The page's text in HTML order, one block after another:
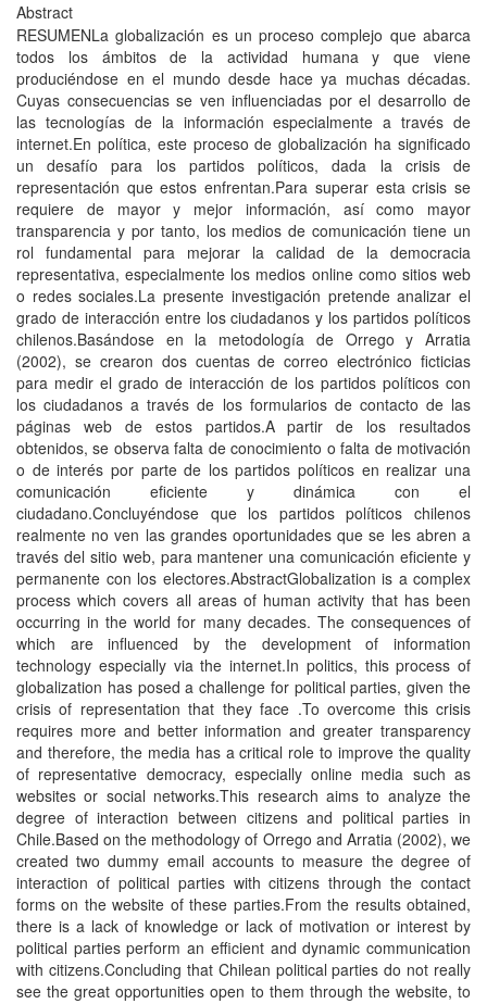
Abstract
RESUMENLa globalización es un proceso complejo que abarca
todos los ámbitos de la actividad humana y que viene
produciéndose en el mundo desde hace ya muchas décadas.
Cuyas consecuencias se ven influenciadas por el desarrollo de
las tecnologías de la información especialmente a través de
internet.En política, este proceso de globalización ha significado
un desafío para los partidos políticos, dada la crisis de
representación que estos enfrentan.Para superar esta crisis se
requiere de mayor y mejor información, así como mayor
transparencia y por tanto, los medios de comunicación tiene un
rol fundamental para mejorar la calidad de la democracia
representativa, especialmente los medios online como sitios web
o redes sociales.La presente investigación pretende analizar el
grado de interacción entre los ciudadanos y los partidos políticos
chilenos.Basándose en la metodología de Orrego y Arratia
(2002), se crearon dos cuentas de correo electrónico ficticias
para medir el grado de interacción de los partidos políticos con
los ciudadanos a través de los formularios de contacto de las
páginas web de estos partidos.A partir de los resultados
obtenidos, se observa falta de conocimiento o falta de motivación
o de interés por parte de los partidos políticos en realizar una
comunicación eficiente y dinámica con el
ciudadano.Concluyéndose que los partidos políticos chilenos
realmente no ven las grandes oportunidades que se les abren a
través del sitio web, para mantener una comunicación eficiente y
permanente con los electores.AbstractGlobalization is a complex
process which covers all areas of human activity that has been
occurring in the world for many decades. The consequences of
which are influenced by the development of information
technology especially via the internet.In politics, this process of
globalization has posed a challenge for political parties, given the
crisis of representation that they face .To overcome this crisis
requires more and better information and greater transparency
and therefore, the media has a critical role to improve the quality
of representative democracy, especially online media such as
websites or social networks.This research aims to analyze the
degree of interaction between citizens and political parties in
Chile.Based on the methodology of Orrego and Arratia (2002), we
created two dummy email accounts to measure the degree of
interaction of political parties with citizens through the contact
forms on the website of these parties.From the results obtained,
there is a lack of knowledge or lack of motivation or interest by
political parties perform an efficient and dynamic communication
with citizens.Concluding that Chilean political parties do not really
see the great opportunities open to them through the website, to